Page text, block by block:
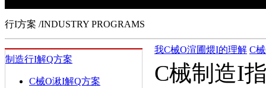
行I方案 /INDUSTRY PROGRAMS
制造行I解Q方案
C械O湫I解Q方案
我C械O渲圃煨I的理解 C
C械制造I指